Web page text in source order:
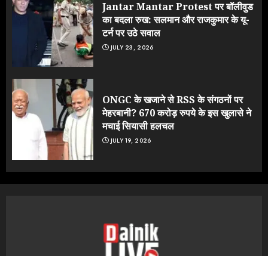
Jantar Mantar Protest पर बॉलीवुड
का बदला रुख: सलमान और राजकुमार के यू-
टर्न पर उठे सवाल
JULY 23, 2026
ONGC के खजाने से RSS के संगठनों पर
मेहरबानी? 670 करोड़ रुपये के इस खुलासे ने
मचाई सियासी हलचल
JULY 19, 2026